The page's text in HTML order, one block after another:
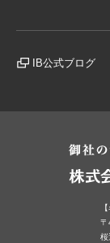
IB公式ブログ
桜